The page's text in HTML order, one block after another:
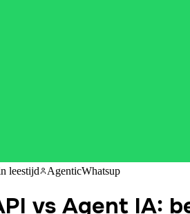
leestijd AgenticWhatsup
vs Agent IA: